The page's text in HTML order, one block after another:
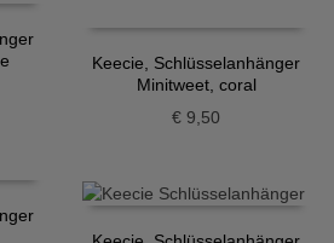
Keecie, Schlüsselanhänger
Minitweet, coral
€ 9,50